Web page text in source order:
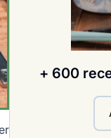
+ 600